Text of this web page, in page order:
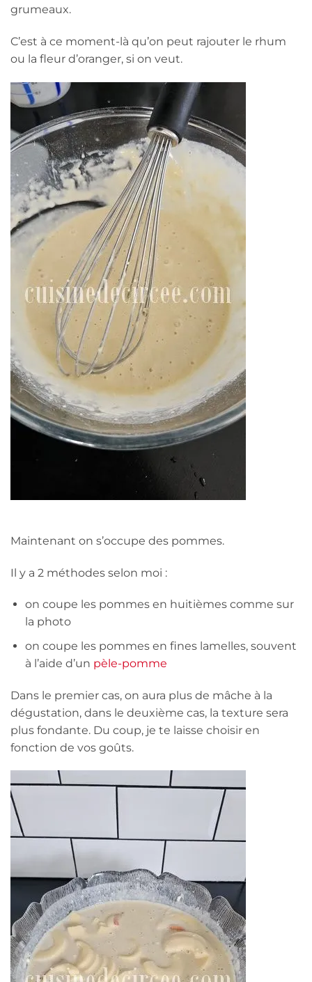
grumeaux.
C’est à ce moment-là qu’on peut rajouter le rhum
ou la fleur d’oranger, si on veut.
Maintenant on s’occupe des pommes.
Il y a 2 méthodes selon moi :
on coupe les pommes en huitièmes comme sur
la photo
on coupe les pommes en fines lamelles, souvent
à l’aide d’un pèle-pomme
Dans le premier cas, on aura plus de mâche à la
dégustation, dans le deuxième cas, la texture sera
plus fondante. Du coup, je te laisse choisir en
fonction de vos goûts.